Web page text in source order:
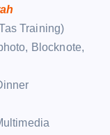
Training)
Blocknote,